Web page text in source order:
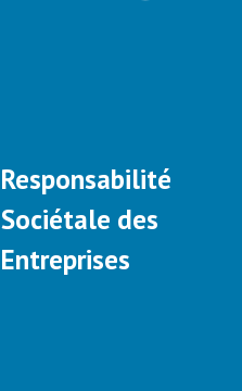
Responsabilité
Sociétale des
Entreprises